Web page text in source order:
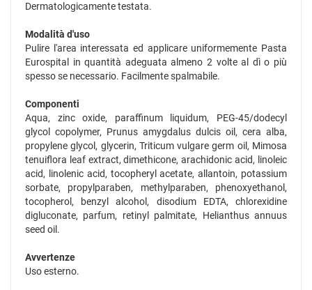
Dermatologicamente testata.
Modalità d'uso
Pulire l'area interessata ed applicare uniformemente Pasta
Eurospital in quantità adeguata almeno 2 volte al dì o più
spesso se necessario. Facilmente spalmabile.
Componenti
Aqua, zinc oxide, paraffinum liquidum, PEG-45/dodecyl
glycol copolymer, Prunus amygdalus dulcis oil, cera alba,
propylene glycol, glycerin, Triticum vulgare germ oil, Mimosa
tenuiflora leaf extract, dimethicone, arachidonic acid, linoleic
acid, linolenic acid, tocopheryl acetate, allantoin, potassium
sorbate, propylparaben, methylparaben, phenoxyethanol,
tocopherol, benzyl alcohol, disodium EDTA, chlorexidine
digluconate, parfum, retinyl palmitate, Helianthus annuus
seed oil.
Avvertenze
Uso esterno.